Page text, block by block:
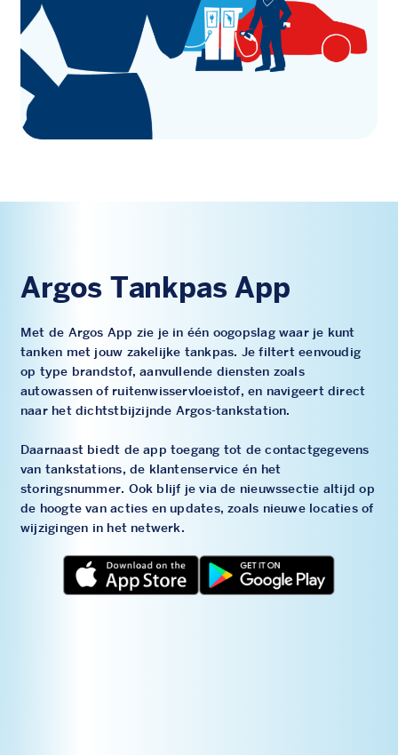
Argos Tankpas App
Met de Argos App zie je in één oogopslag waar je kunt
tanken met jouw zakelijke tankpas. Je filtert eenvoudig
op type brandstof, aanvullende diensten zoals
autowassen of ruitenwisservloeistof, en navigeert direct
naar het dichtstbijzijnde Argos-tankstation.
Daarnaast biedt de app toegang tot de contactgegevens
van tankstations, de klantenservice én het
storingsnummer. Ook blijf je via de nieuwssectie altijd op
de hoogte van acties en updates, zoals nieuwe locaties of
wijzigingen in het netwerk.